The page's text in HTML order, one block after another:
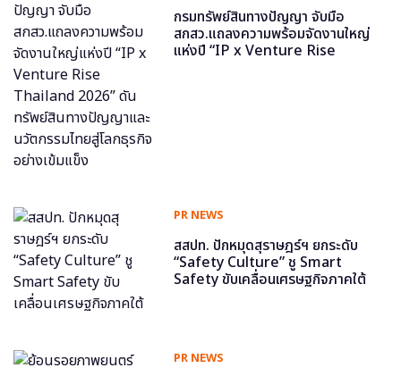
กรมทรัพย์สินทางปัญญา จับมือ
สกสว.แถลงความพร้อมจัดงานใหญ่
แห่งปี “IP x Venture Rise
PR NEWS
สสปท. ปักหมุดสุราษฎร์ฯ ยกระดับ
“Safety Culture” ชู Smart
Safety ขับเคลื่อนเศรษฐกิจภาคใต้
PR NEWS